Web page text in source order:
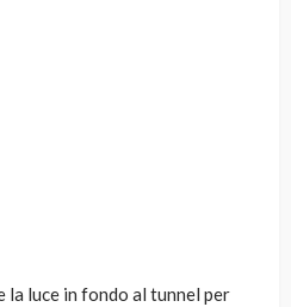
la luce in fondo al tunnel per